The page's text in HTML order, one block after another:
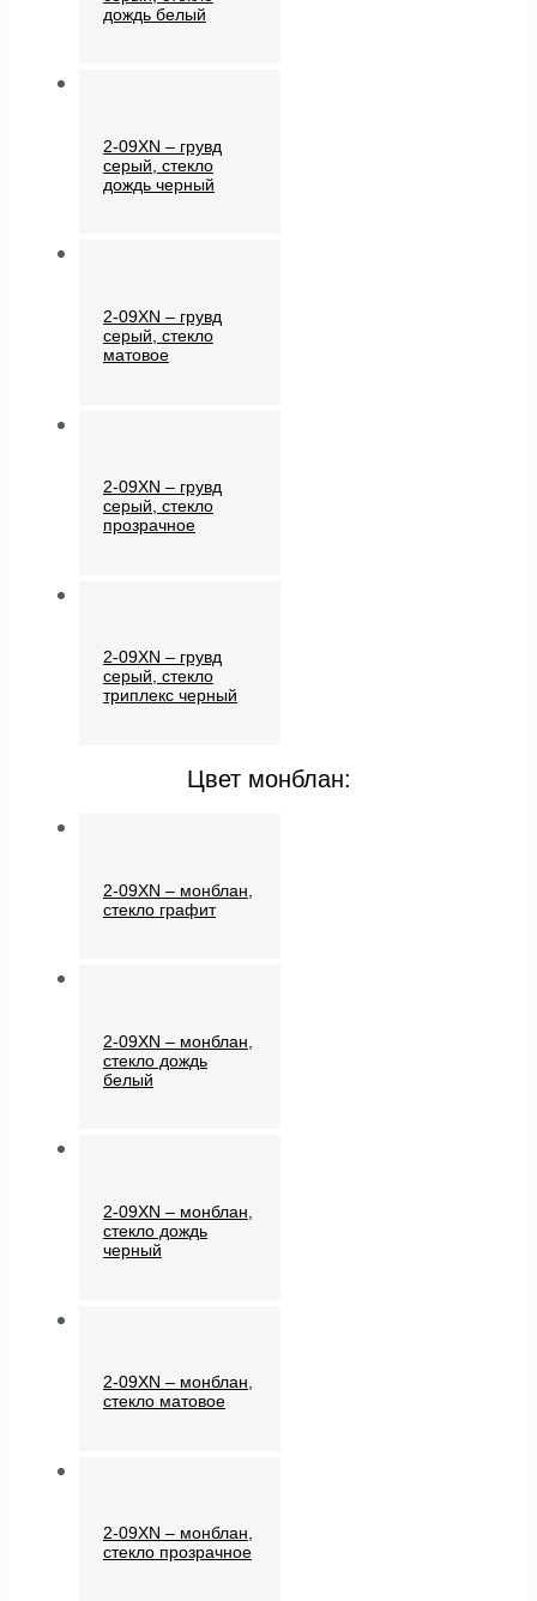
дождь белый
2-09XN – грувд
серый, стекло
дождь черный
2-09XN – грувд
серый, стекло
матовое
2-09XN – грувд
серый, стекло
прозрачное
2-09XN – грувд
серый, стекло
триплекс черный
Цвет монблан:
2-09XN – монблан,
стекло графит
2-09XN – монблан,
стекло дождь
белый
2-09XN – монблан,
стекло дождь
черный
2-09XN – монблан,
стекло матовое
2-09XN – монблан,
стекло прозрачное